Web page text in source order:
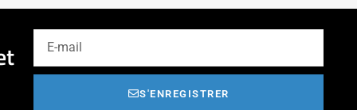
S'ENREGISTRER